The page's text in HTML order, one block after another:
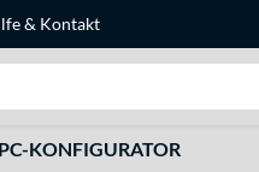
& Kontakt
PC-KONFIGURATOR